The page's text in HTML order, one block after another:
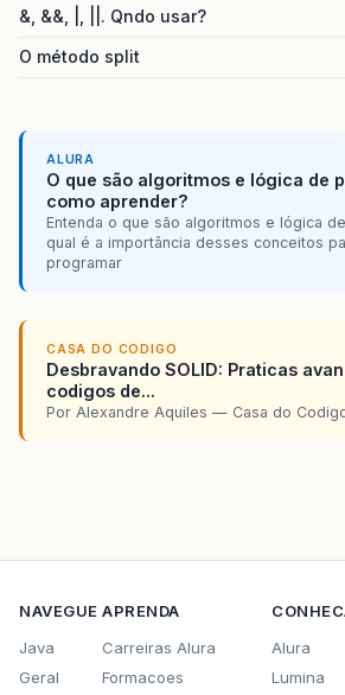
&, &&, |, ||. Qndo usar?
O método split
ALURA
O que são algoritmos e lógica de
como aprender?
Entenda o que são algoritmos e lógica
qual é a importância desses conceitos
programar
CASA DO CODIGO
Desbravando SOLID: Praticas
codigos de...
Por Alexandre Aquiles — Casa do
NAVEGUE
Java
Geral
APRENDA
Carreiras Alura
Formacoes
Alura
Lumina